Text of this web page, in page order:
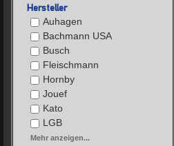
Hersteller
Auhagen
Bachmann USA
Busch
Fleischmann
Hornby
Jouef
Kato
LGB
Mehr anzeigen...